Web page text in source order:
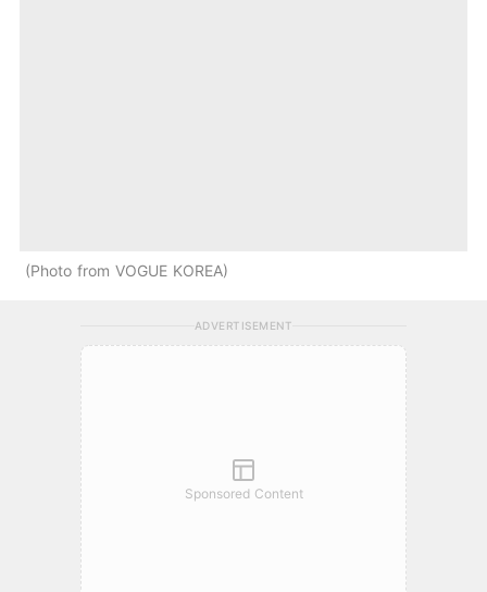
Photo from VOGUE KOREA
ADVERTISEMENT
Sponsored Content